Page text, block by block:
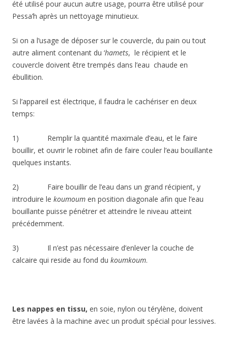
été utilisé pour aucun autre usage, pourra être utilisé pour
Pessa’h après un nettoyage minutieux.
Si on a l’usage de déposer sur le couvercle, du pain ou tout
autre aliment contenant du ‘hamets, le récipient et le
couvercle doivent être trempés dans l’eau chaude en
ébullition.
Si l’appareil est électrique, il faudra le cachériser en deux
temps:
1) Remplir la quantité maximale d’eau, et le faire
bouillir, et ouvrir le robinet afin de faire couler l’eau bouillante
quelques instants.
2) Faire bouillir de l’eau dans un grand récipient, y
introduire le koumoum en position diagonale afin que l’eau
bouillante puisse pénétrer et atteindre le niveau atteint
précédemment.
3) Il n’est pas nécessaire d’enlever la couche de
calcaire qui reside au fond du koumkoum.
Les nappes en tissu, en soie, nylon ou térylène, doivent
être lavées à la machine avec un produit spécial pour lessives.